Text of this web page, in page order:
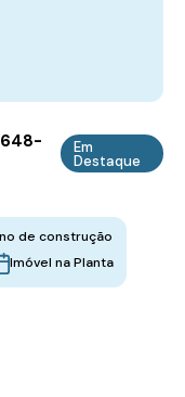
Em
Destaque
de construção
Imóvel na Planta